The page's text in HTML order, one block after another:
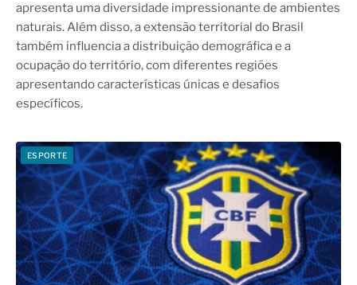
apresenta uma diversidade impressionante de ambientes
naturais. Além disso, a extensão territorial do Brasil
também influencia a distribuição demográfica e a
ocupação do território, com diferentes regiões
apresentando características únicas e desafios
específicos.
ESPORTE